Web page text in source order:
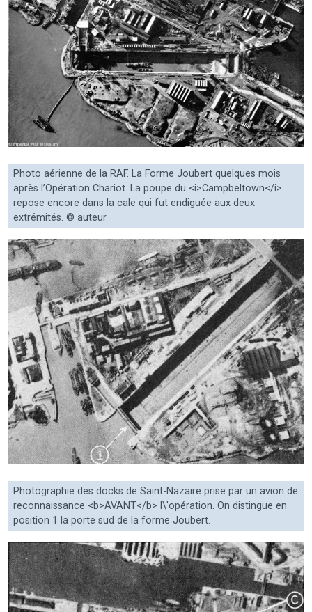
Photo aérienne de la RAF. La Forme Joubert quelques mois
après l’Opération Chariot. La poupe du <i>Campbeltown</i>
repose encore dans la cale qui fut endiguée aux deux
extrémités. © auteur
Photographie des docks de Saint-Nazaire prise par un avion de
reconnaissance <b>AVANT</b> l\'opération. On distingue en
position 1 la porte sud de la forme Joubert.